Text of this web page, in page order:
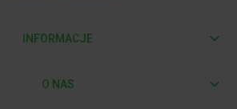
INFORMACJE
O NAS